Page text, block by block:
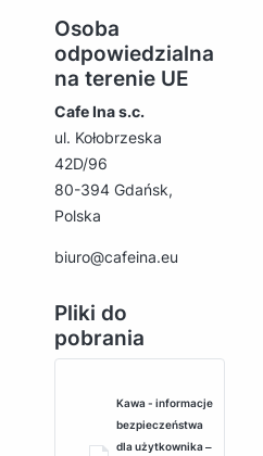
Osoba
odpowiedzialna
na terenie UE
Cafe Ina s.c.
ul. Kołobrzeska
42D/96
80-394 Gdańsk,
Polska
biuro@cafeina.eu
Pliki do
pobrania
Kawa - informacje
bezpieczeństwa
dla użytkownika ‒